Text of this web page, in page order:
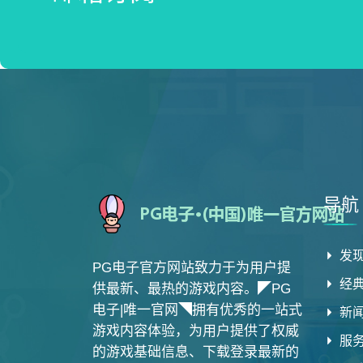
PG电子官方网站致力于为用户提
供最新、最热的游戏内容。◤PG
电子|唯一官网◥拥有优秀的一站式
游戏内容体验，为用户提供了权威
的游戏基础信息、下载登录最新的
导航
发
经
新
服